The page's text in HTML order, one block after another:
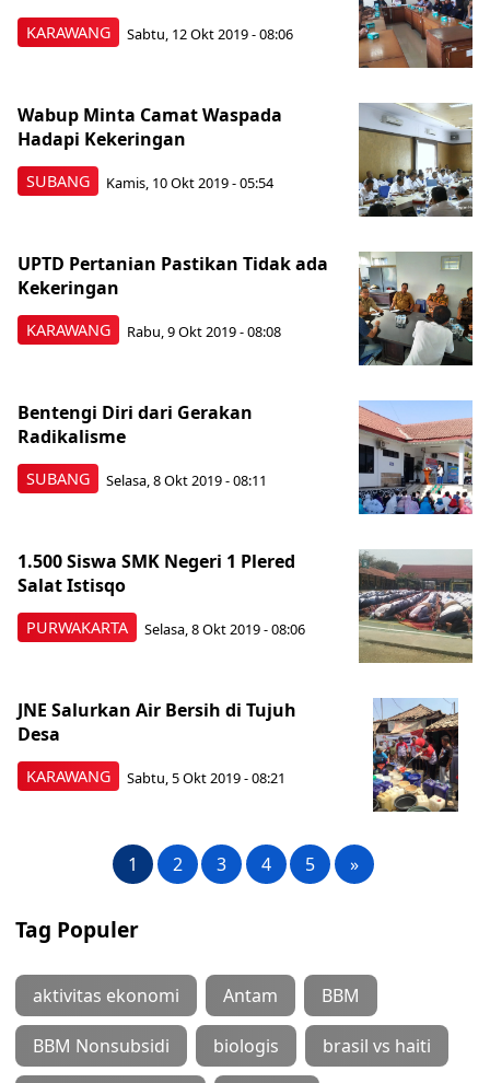
KARAWANG Sabtu, 12 Okt 2019 - 08:06
SUBANG
Wabup Minta Camat Waspada
Hadapi Kekeringan
Kamis, 10 Okt 2019 - 05:54
KARAWANG
UPTD Pertanian Pastikan Tidak ada
Kekeringan
Rabu, 9 Okt 2019 - 08:08
SUBANG
Bentengi Diri dari Gerakan
Radikalisme
Selasa, 8 Okt 2019 - 08:11
PURWAKARTA
1.500 Siswa SMK Negeri 1 Plered
Salat Istisqo
Selasa, 8 Okt 2019 - 08:06
KARAWANG
JNE Salurkan Air Bersih di Tujuh
Desa
Sabtu, 5 Okt 2019 - 08:21
1 2 3 4 5 »
Tag Populer
aktivitas ekonomi Antam BBM
BBM Nonsubsidi biologis brasil vs haiti